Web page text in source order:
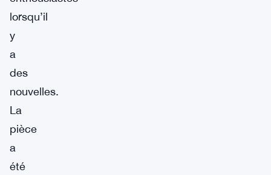
lorsqu’il
y
a
des
nouvelles.
La
pièce
a
été